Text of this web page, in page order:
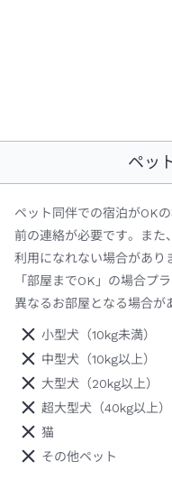
ペッ
ペット同伴での宿泊がOK
前の連絡が必要です。また
利用になれない場合があり
「部屋までOK」の場合プ
異なるお部屋となる場合が
小型犬（10kg未満）
中型犬（10kg以上）
大型犬（20kg以上）
超大型犬（40kg以上）
猫
その他ペット